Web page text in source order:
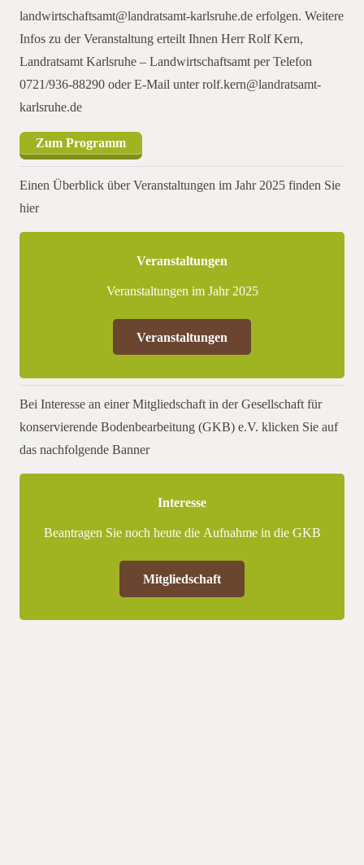
landwirtschaftsamt@landratsamt-karlsruhe.de erfolgen. Weitere
Infos zu der Veranstaltung erteilt Ihnen Herr Rolf Kern,
Landratsamt Karlsruhe – Landwirtschaftsamt per Telefon
0721/936-88290 oder E-Mail unter rolf.kern@landratsamt-
karlsruhe.de
Zum Programm
Einen Überblick über Veranstaltungen im Jahr 2025 finden Sie
hier
Veranstaltungen
Veranstaltungen im Jahr 2025
Veranstaltungen
Bei Interesse an einer Mitgliedschaft in der Gesellschaft für
konservierende Bodenbearbeitung (GKB) e.V. klicken Sie auf
das nachfolgende Banner
Interesse
Beantragen Sie noch heute die Aufnahme in die GKB
Mitgliedschaft